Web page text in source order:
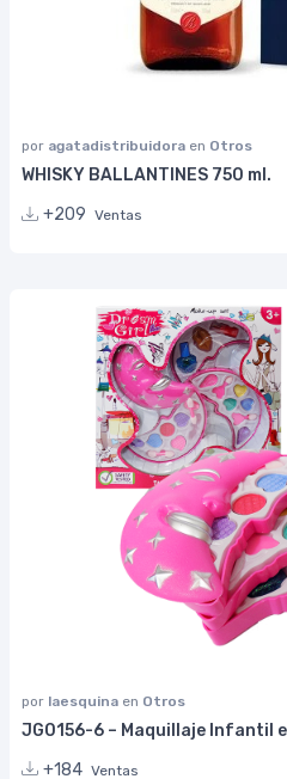
por agatadistribuidora en Otros
WHISKY BALLANTINES 750 ml.
+209 Ventas
por laesquina en Otros
JG0156-6 – Maquillaje Infantil
+184 Ventas